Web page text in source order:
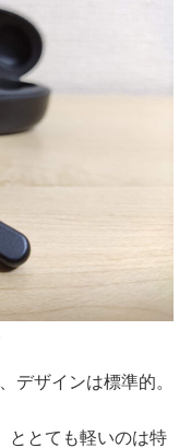
デザインは標準的。
ととても軽いのは特